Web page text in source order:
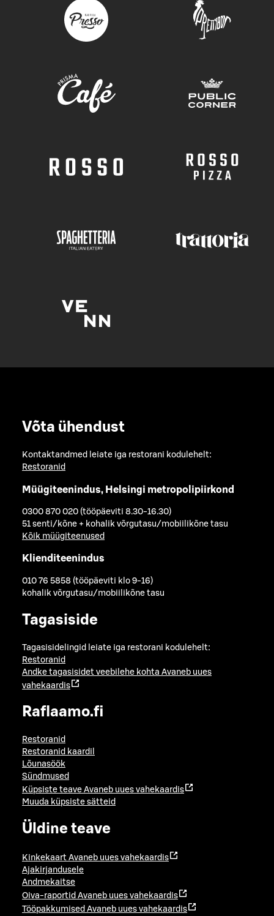
Võta ühendust
Kontaktandmed leiate iga restorani kodulehelt:
Restoranid
Müügiteenindus, Helsingi metropolipiirkond
0300 870 020 (tööpäeviti 8.30-16.30)
51 senti/kõne + kohalik võrgutasu/mobiilikõne tasu
Kõik müügiteenused
Klienditeenindus
010 76 5858 (tööpäeviti klo 9-16)
kohalik võrgutasu/mobiilikõne tasu
Tagasiside
Tagasisidelingid leiate iga restorani kodulehelt:
Restoranid
Andke tagasisidet veebilehe kohta Avaneb uues
vahekaardis
Raflaamo.fi
Restoranid
Restoranid kaardil
Lõunasöök
Sündmused
Küpsiste teave Avaneb uues vahekaardis
Muuda küpsiste sätteid
Üldine teave
Kinkekaart Avaneb uues vahekaardis
Ajakirjandusele
Andmekaitse
Oiva-raportid Avaneb uues vahekaardis
Tööpakkumised Avaneb uues vahekaardis